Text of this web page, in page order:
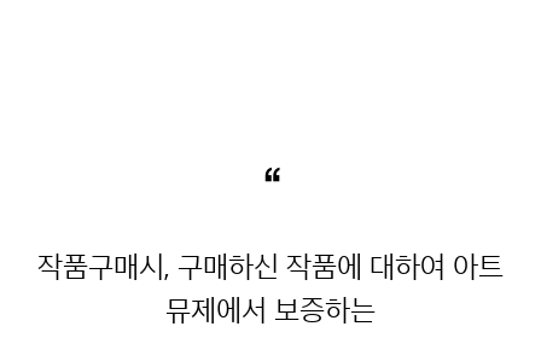
“
작품구매시, 구매하신 작품에 대하여 아트